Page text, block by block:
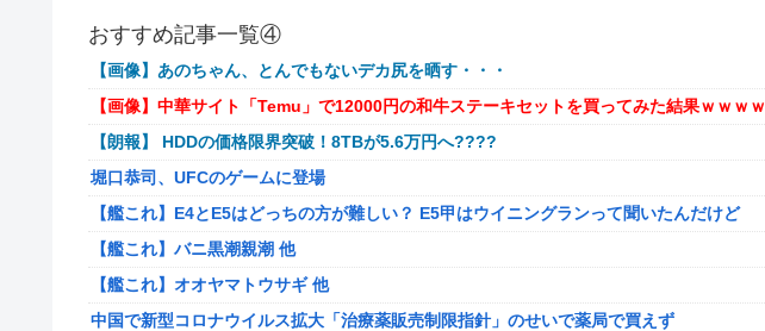
【艦これ】バニ黒潮親潮 他
【艦これ】オオヤマトウサギ 他
【悲報】アメリカで今も続いてる近親相姦の一族がやばすぎる
【悲報】高市政権「永住許可厳格化するわ」外国人さん「もう日本ええわ…」
【画像あり】えっ、ワイ氏の「貯金」・・・多すぎ・・・？
【悲報】ワイのせいで会社を辞めた新人が「3人」もいたことが発覚ｗｗｗｗｗ
エース級の財務官僚が異例転出へ 官邸幹部「協力的でなかったから」
町の弁当屋「申し訳ないが消費税1%になったらその分商品代を値上げするわ」
【泣】年配夫婦が営む中華屋さん、休業を知らせる貼り紙に応援コメントが続々と
おすすめ記事一覧④
【画像】あのちゃん、とんでもないデカ尻を晒す・・・
【画像】中華サイト「Temu」で12000円の和牛ステーキセットを買ってみた結果ｗｗｗｗ
【朗報】 HDDの価格限界突破！8TBが5.6万円へ????
堀口恭司、UFCのゲームに登場
【艦これ】E4とE5はどっちの方が難しい？ E5甲はウイニングランって聞いたんだけど
【艦これ】バニ黒潮親潮 他
【艦これ】オオヤマトウサギ 他
中国で新型コロナウイルス拡大「治療薬販売制限指針」のせいで薬局で買えず